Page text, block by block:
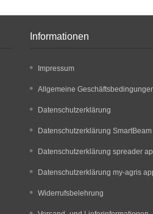
Informationen
Impressum
Allgemeine
Datenschutzerklärung
Datenschutzerklärung
Datenschutzerklärung spreader
Datenschutzerklärung my-agris
Widerrufsbelehrung